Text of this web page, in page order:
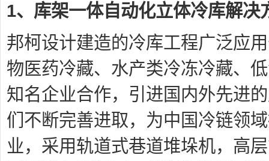
1、库架一体自动化立体冷库解决
邦柯设计建造的冷库工程广泛应
物医药冷藏、水产类冷冻冷藏、
知名企业合作，引进国内外先进
们不断完善进取，为中国冷链领
业，采用轨道式巷道堆垛机，高